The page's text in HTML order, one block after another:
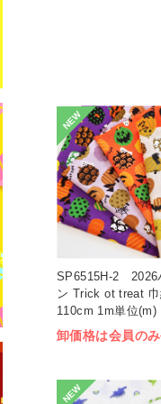
NEW
SP6515H-2 2026
ン Trick ot treat
110cm 1m単位(m)
卸価格は会員の
NEW